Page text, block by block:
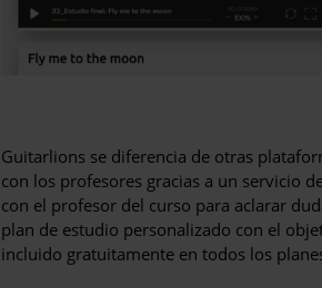
Guitarlions se diferencia de otras
con los profesores gracias a un servicio
con el profesor del curso para aclarar
plan de estudio personalizado con el
incluido gratuitamente en todos los